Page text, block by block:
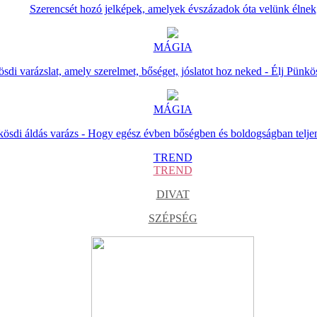
Szerencsét hozó jelképek, amelyek évszázadok óta velünk élnek
MÁGIA
varázslat, amely szerelmet, bőséget, jóslatot hoz neked - Élj
MÁGIA
áldás varázs - Hogy egész évben bőségben és boldogságban
TREND
TREND
DIVAT
SZÉPSÉG